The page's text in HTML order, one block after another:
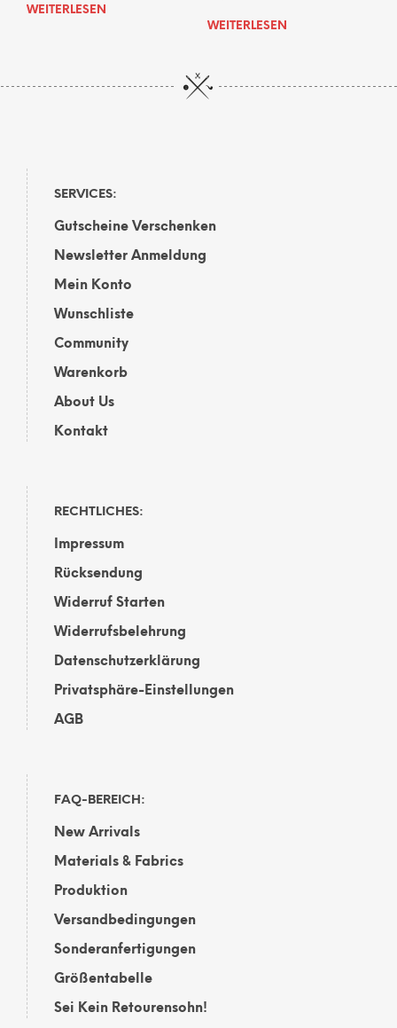
WEITERLESEN
WEITERLESEN
SERVICES:
Gutscheine Verschenken
Newsletter Anmeldung
Mein Konto
Wunschliste
Community
Warenkorb
About Us
Kontakt
RECHTLICHES:
Impressum
Rücksendung
Widerruf Starten
Widerrufsbelehrung
Datenschutzerklärung
Privatsphäre-Einstellungen
AGB
FAQ-BEREICH:
New Arrivals
Materials & Fabrics
Produktion
Versandbedingungen
Sonderanfertigungen
Größentabelle
Sei Kein Retourensohn!